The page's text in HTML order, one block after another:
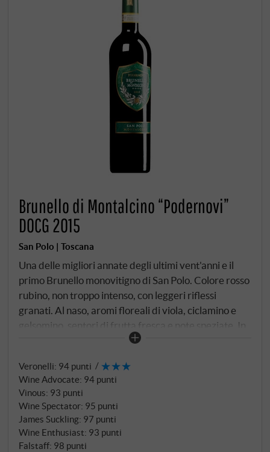
Brunello di Montalcino “Podernovi”
DOCG 2015
San Polo | Toscana
Una delle migliori annate degli ultimi vent'anni e il
primo Brunello monovitigno di San Polo. Colore rosso
rubino, non troppo intenso, con leggeri riflessi
granati. Al naso, aromi floreali di viola, ciclamino e
gelsomino, sentori di frutta fresca e note speziate. In
bocca, rotondo, pieno di armonia e con una buona
mostrano un'eccellente persistenza complessiva. Un
vino di lunghezza quasi infinita, profondo e con un
carattere distinto che permane nella memoria.
SUPERIORE.DE
Veronelli: 94 punti
Wine Advocate: 94 punti
Vinous: 93 punti
Wine Spectator: 95 punti
James Suckling: 97 punti
Wine Enthusiast: 93 punti
Falstaff: 98 punti